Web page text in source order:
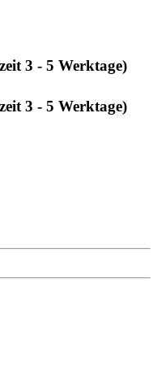
3 - 5 Werktage)
3 - 5 Werktage)